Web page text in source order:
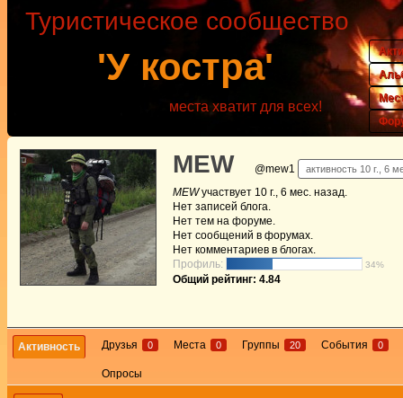
'У костра'
Туристическое сообщество
места хватит для всех!
MEW @mew1 активность 10 г., 6
MEWучаствует 10 г., 6 мес. назад.
Нет записей блога.
Нет тем на форуме.
Нет сообщений в форумах.
Нет комментариев в блогах.
Профиль:
34%
Общий рейтинг: 4.84
Активность Друзья 0 Места 0 Группы 20 События 0
Опросы